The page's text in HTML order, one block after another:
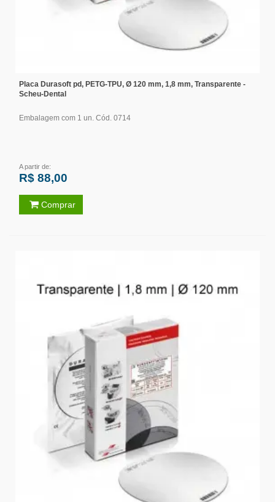
Placa Durasoft pd, PETG-TPU, Ø 120 mm, 1,8 mm, Transparente -
Scheu-Dental
Embalagem com 1 un. Cód. 0714
A partir de:
R$ 88,00
Comprar